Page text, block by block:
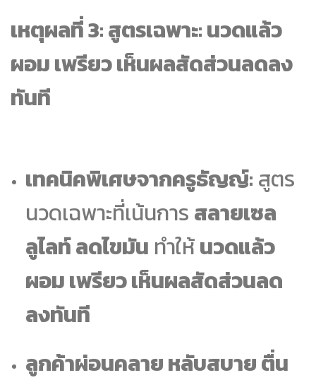
เหตุผลที่ 3: สูตรเฉพาะ: นวดแล้ว
ผอม เพรียว เห็นผลสัดส่วนลดลง
ทันที
เทคนิคพิเศษจากครูธัญญ์: สูตร
นวดเฉพาะที่เน้นการ สลายเซล
ลูไลท์ ลดไขมัน ทำให้นวดแล้ว
ผอม เพรียว เห็นผลสัดส่วนลด
ลงทันที
ลูกค้าผ่อนคลาย หลับสบาย ตื่น